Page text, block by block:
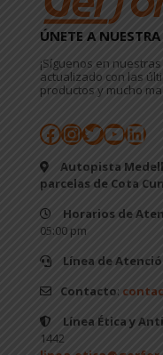
ÚNETE A
¡Síguenos en
actualizado con las
productos y mucho
Facebook
Instagram
Twitter
Autopista
parcelas de Cota
Horarios de
05:00 pm
Línea de
Contacto:
Línea Ética y
1442